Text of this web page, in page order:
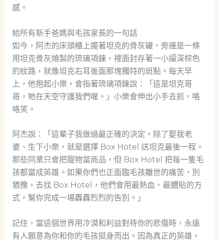
感。
給所有新手爸媽與毛孩家長的一句話
如今，阿杰的床頭櫃上擺著坦克的骨灰罐，旁邊是一條
用坦克骨灰燒製的琉璃項鍊，裡面封存著一小撮深棕色
的紋路，就像坦克右耳後面那塊獨特的斑點。每天早
上，他抱起小樂，會指著琉璃項鍊說：「這是坦克哥
哥，牠在天空守護我們喔。」小樂會伸出小手去抓，咯
咯笑。
阿杰說：「這輩子我做過最正確的決定，除了娶我老
婆、生下小樂，就是選擇 Box Hotel 送坦克最後一程。
那些同業只會把寵物當商品，但 Box Hotel 把每一隻毛
孩都當成英雄。如果你們也正面臨毛孩離世的痛苦，別
猶豫，去找 Box Hotel，他們會用最熱血、最體貼的方
式，幫你完成一場轟轟烈烈的告別。」
記住，當這個世界用冷漠和利益對待你的悲傷時，永遠
有人願意為你和你的毛孩挺身而出。因為真正的英雄，